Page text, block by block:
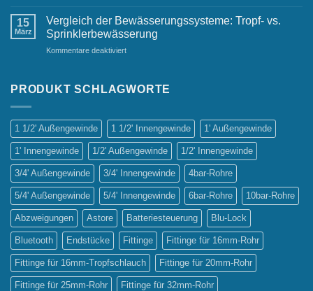
jeden
Gastgarten
wichtigsten
automatischer
Bewässerungssysteme
15
März
Vergleich der Bewässerungssysteme: Tropf- vs.
Sprinklerbewässerung
Kommentare deaktiviertfür
Bewässerungssysteme:
Sprinklerbewässerung
PRODUKT SCHLAGWORTE
1 1/2' Außengewinde 1 1/2' Innengewinde 1' Außengewinde
1' Innengewinde 1/2' Außengewinde 1/2' Innengewinde
3/4' Außengewinde 3/4' Innengewinde 4bar-Rohre
5/4' Außengewinde 5/4' Innengewinde 6bar-Rohre 10bar-Rohre
Abzweigungen Astore Batteriesteuerung Blu-Lock
Bluetooth Endstücke Fittinge Fittinge für 16mm-Rohr
Fittinge für 16mm-Tropfschlauch Fittinge für 20mm-Rohr
Fittinge für 25mm-Rohr Fittinge für 32mm-Rohr